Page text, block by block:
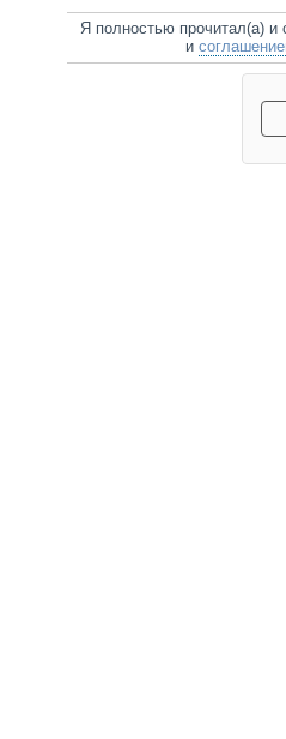
Я полностью прочитал(а)
и